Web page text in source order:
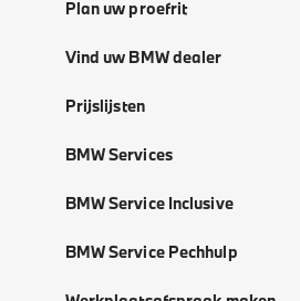
Plan uw proefrit
Vind uw BMW dealer
Prijslijsten
BMW Services
BMW Service Inclusive
BMW Service Pechhulp